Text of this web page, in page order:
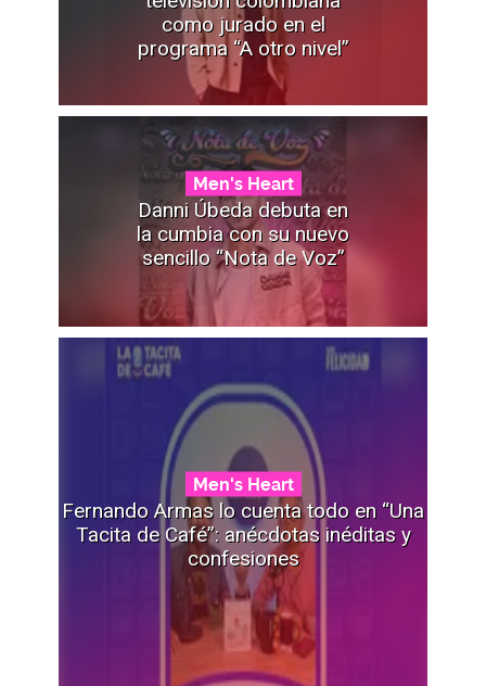
como jurado en el
programa “A otro nivel”
Men's Heart
Danni Úbeda debuta en
la cumbia con su nuevo
sencillo “Nota de Voz”
Men's Heart
Fernando Armas lo cuenta todo en “Una
Tacita de Café”: anécdotas inéditas y
confesiones